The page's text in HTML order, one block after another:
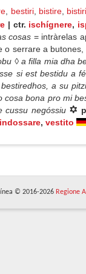
bestiri, bistire, bistiri
| ctr. ischígnere,
cosas = intràrelas
o serrare a
◊ a filla mia dha
si est bestidu a
a su
cosa bona pro mi
cussu negóssiu
indossare, vestito
© 2016-2026 Regione